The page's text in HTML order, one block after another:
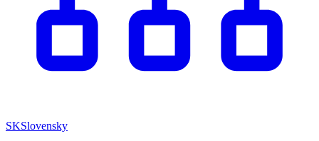
SKSlovensky